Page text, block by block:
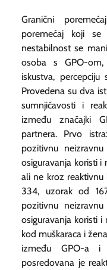
Granični
poremećaj koji se
nestabilnost se
osoba s GPO-om,
iskustva,
Provedena su dva
sumnjičavosti i
između značajki
partnera. Prvo
pozitivnu
osiguravanja koristi i
ali ne kroz reaktivnu
334, uzorak od
pozitivnu
osiguravanja koristi
kod muškaraca i
između GPO-a i
posredovana je